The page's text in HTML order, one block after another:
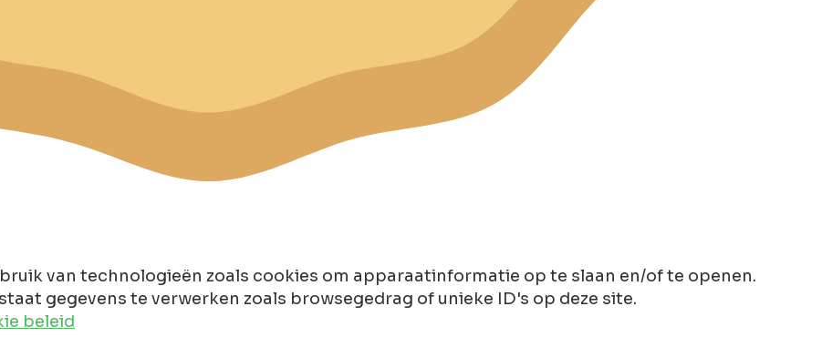
van technologieën zoals cookies om apparaatinformatie op te slaan en/of te openen.
gegevens te verwerken zoals browsegedrag of unieke ID's op deze site.
beleid